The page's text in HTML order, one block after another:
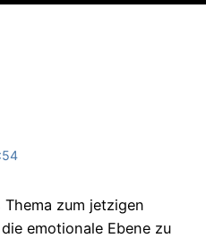
zum jetzigen
emotionale Ebene zu